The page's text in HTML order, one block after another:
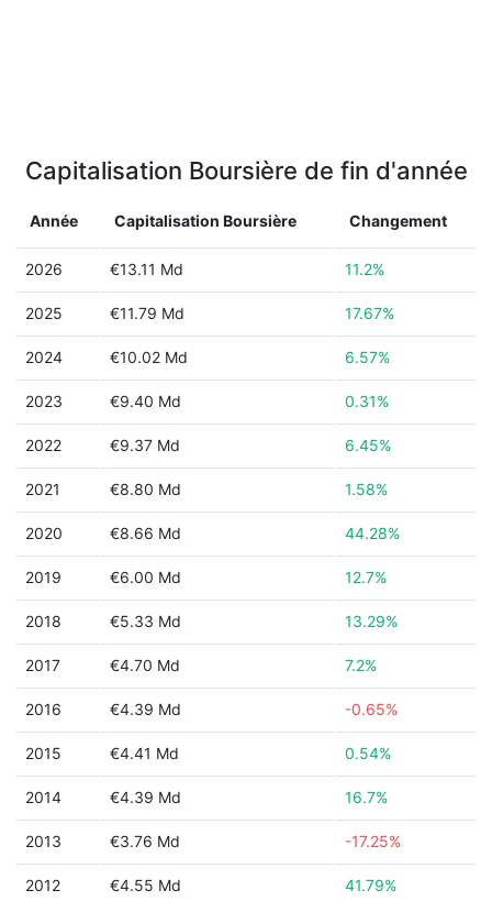
Capitalisation Boursière de fin d'année
Année Capitalisation Boursière Changement
2026 €13.11 Md 11.2%
2025 €11.79 Md 17.67%
2024 €10.02 Md 6.57%
2023 €9.40 Md 0.31%
2022 €9.37 Md 6.45%
2021 €8.80 Md 1.58%
2020 €8.66 Md 44.28%
2019 €6.00 Md 12.7%
2018 €5.33 Md 13.29%
2017 €4.70 Md 7.2%
2016 €4.39 Md -0.65%
2015 €4.41 Md 0.54%
2014 €4.39 Md 16.7%
2013 €3.76 Md -17.25%
2012 €4.55 Md 41.79%